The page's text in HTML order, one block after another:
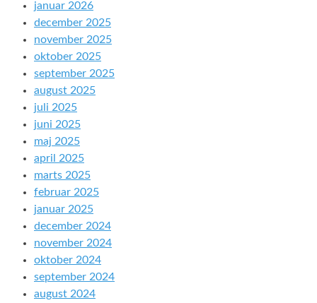
januar 2026
december 2025
november 2025
oktober 2025
september 2025
august 2025
juli 2025
juni 2025
maj 2025
april 2025
marts 2025
februar 2025
januar 2025
december 2024
november 2024
oktober 2024
september 2024
august 2024